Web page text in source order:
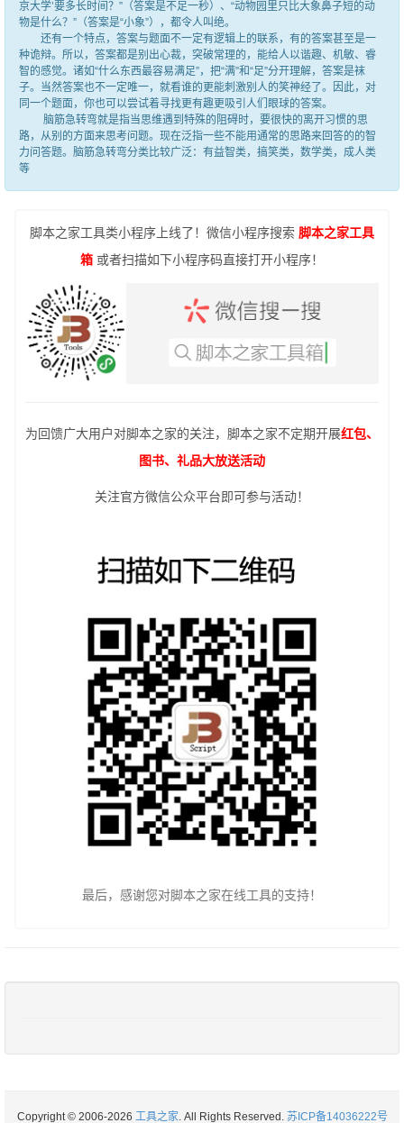
京大学’要多长时间？”（答案是不足一秒）、“动物园里只比大象鼻子短的动
物是什么？”（答案是“小象”），都令人叫绝。
还有一个特点，答案与题面不一定有逻辑上的联系，有的答案甚至是一
种诡辩。所以，答案都是别出心裁，突破常理的，能给人以谐趣、机敏、睿
智的感觉。诸如“什么东西最容易满足”，把“满”和“足”分开理解，答案是袜
子。当然答案也不一定唯一，就看谁的更能刺激别人的笑神经了。因此，对
同一个题面，你也可以尝试着寻找更有趣更吸引人们眼球的答案。
脑筋急转弯就是指当思维遇到特殊的阻碍时，要很快的离开习惯的思
路，从别的方面来思考问题。现在泛指一些不能用通常的思路来回答的的智
力问答题。脑筋急转弯分类比较广泛：有益智类，搞笑类，数学类，成人类
等
脚本之家工具类小程序上线了！微信小程序搜索 脚本之家工具
箱 或者扫描如下小程序码直接打开小程序！
为回馈广大用户对脚本之家的关注，脚本之家不定期开展红包、
图书、礼品大放送活动
关注官方微信公众平台即可参与活动！
最后，感谢您对脚本之家在线工具的支持！
Copyright © 2006-2026 工具之家. All Rights Reserved. 苏ICP备14036222号